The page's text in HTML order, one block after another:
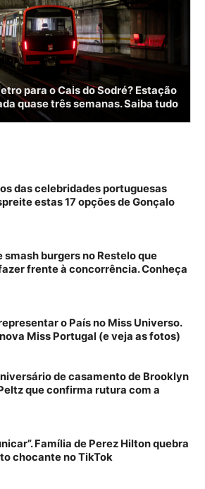
para o Cais do Sodré? Estação
quase três semanas. Saiba tudo
das celebridades portuguesas
estas 17 opções de Gonçalo
smash burgers no Restelo que
frente à concorrência. Conheça
o País no Miss Universo.
Miss Portugal (e veja as fotos)
de casamento de Brooklyn
que confirma rutura com a
Família de Perez Hilton quebra
chocante no TikTok